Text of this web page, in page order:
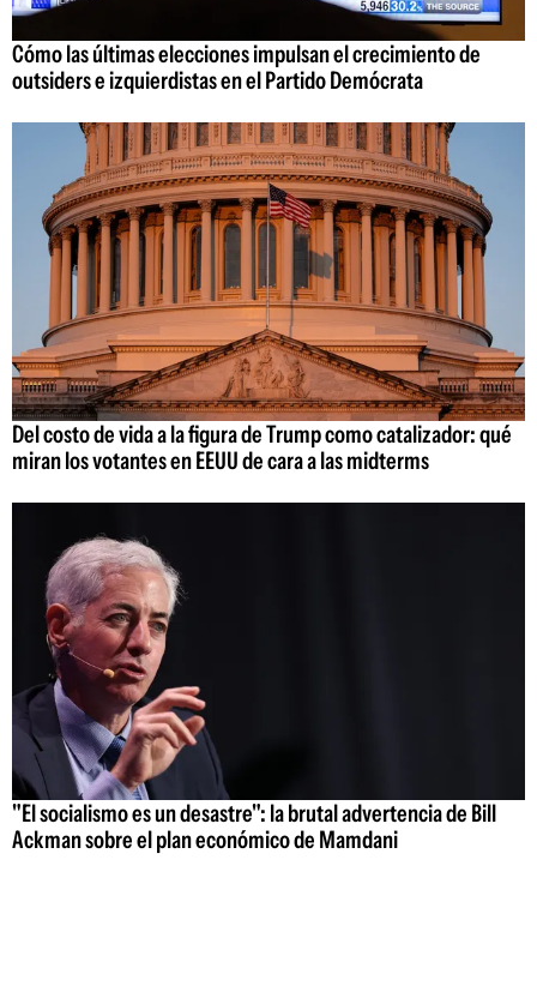
Cómo las últimas elecciones impulsan el crecimiento de
outsiders e izquierdistas en el Partido Demócrata
Del costo de vida a la figura de Trump como catalizador: qué
miran los votantes en EEUU de cara a las midterms
"El socialismo es un desastre": la brutal advertencia de Bill
Ackman sobre el plan económico de Mamdani